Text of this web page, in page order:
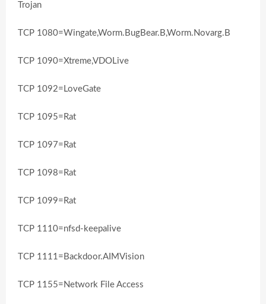
Trojan
TCP 1080=Wingate,Worm.BugBear.B,Worm.Novarg.B
TCP 1090=Xtreme,VDOLive
TCP 1092=LoveGate
TCP 1095=Rat
TCP 1097=Rat
TCP 1098=Rat
TCP 1099=Rat
TCP 1110=nfsd-keepalive
TCP 1111=Backdoor.AIMVision
TCP 1155=Network File Access